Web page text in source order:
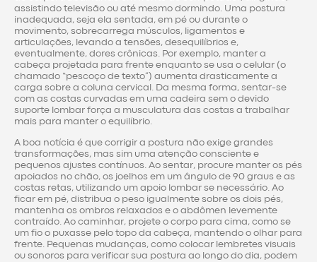
assistindo televisão ou até mesmo dormindo. Uma postura
inadequada, seja ela sentada, em pé ou durante o
movimento, sobrecarrega músculos, ligamentos e
articulações, levando a tensões, desequilíbrios e,
eventualmente, dores crônicas. Por exemplo, manter a
cabeça projetada para frente enquanto se usa o celular (o
chamado “pescoço de texto”) aumenta drasticamente a
carga sobre a coluna cervical. Da mesma forma, sentar-se
com as costas curvadas em uma cadeira sem o devido
suporte lombar força a musculatura das costas a trabalhar
mais para manter o equilíbrio.
A boa notícia é que corrigir a postura não exige grandes
transformações, mas sim uma atenção consciente e
pequenos ajustes contínuos. Ao sentar, procure manter os pés
apoiados no chão, os joelhos em um ângulo de 90 graus e as
costas retas, utilizando um apoio lombar se necessário. Ao
ficar em pé, distribua o peso igualmente sobre os dois pés,
mantenha os ombros relaxados e o abdômen levemente
contraído. Ao caminhar, projete o corpo para cima, como se
um fio o puxasse pelo topo da cabeça, mantendo o olhar para
frente. Pequenas mudanças, como colocar lembretes visuais
ou sonoros para verificar sua postura ao longo do dia, podem